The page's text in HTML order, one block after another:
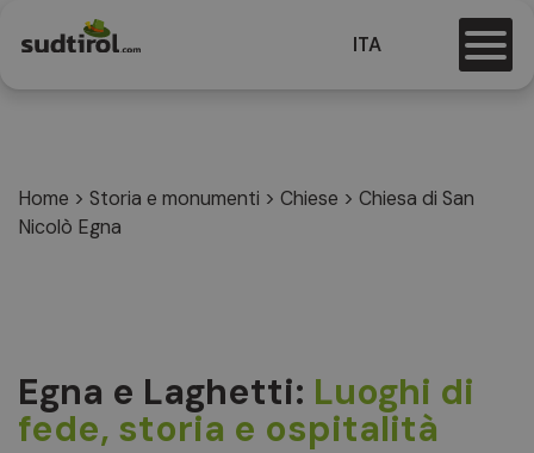
ITA
Home > Storia e monumenti > Chiese > Chiesa di San
Nicolò Egna
Egna e Laghetti: Luoghi di
fede, storia e ospitalità